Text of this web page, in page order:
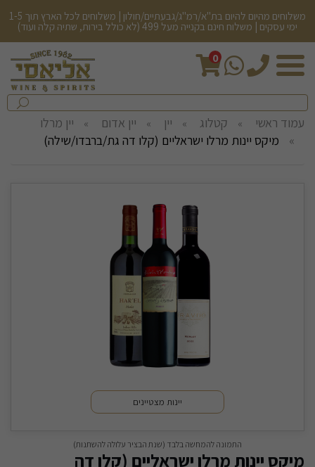
משלוחים מהיום להיום בת"א/רמ"ג/גבעתיים/חולון | משלוחים לכל הארץ תוך 1-5
ימי עסקים | משלוח חינם בקנייה מעל 499 (לא כולל בירות, שתיה קלה ועוד)
0
חיפש
בחנות...
עמוד ראשי קטלוג יין יין אדום
יין מרלו
מיקס יינות מרלו ישראליים (קלו דה גת/ברבדו/שילה)
יינות מצטיינים
התמונה להמחשה בלבד (שנת הבציר עלולה להשתנות)
מיקס יינות מרלו ישראליים (קלו דה